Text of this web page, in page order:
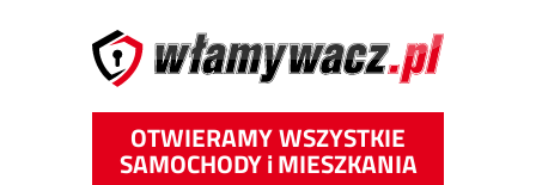
OTWIERAMY WSZYSTKIE
SAMOCHODYiMIESZKANIA